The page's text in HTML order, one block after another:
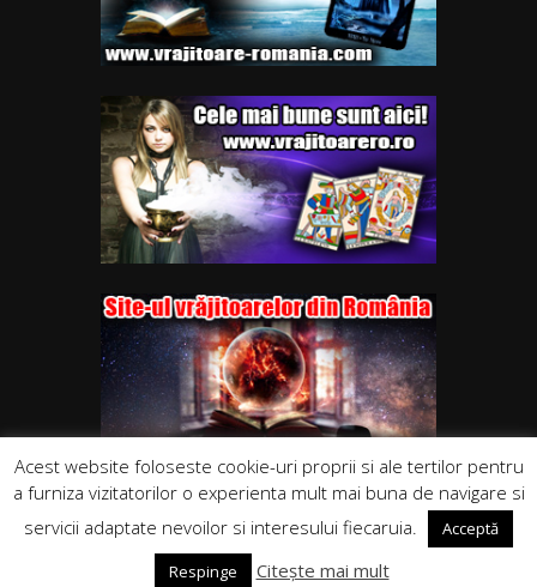
Copyrights. © 2015-2021 Segra Media
Acest website foloseste cookie-uri proprii si ale tertilor pentru
a furniza vizitatorilor o experienta mult mai buna de navigare si
servicii adaptate nevoilor si interesului fiecaruia.
Acceptă
Respinge
Citește mai mult